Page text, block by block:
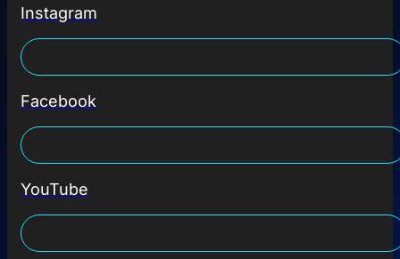
Instagram
Facebook
YouTube